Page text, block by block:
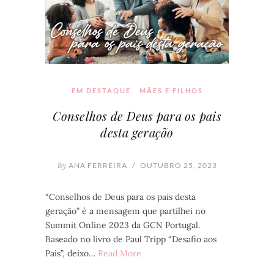
EM DESTAQUE MÃES E FILHOS
Conselhos de Deus para os pais
desta geração
By ANA FERREIRA / OUTUBRO 25, 2023
“Conselhos de Deus para os pais desta
geração” é a mensagem que partilhei no
Summit Online 2023 da GCN Portugal.
Baseado no livro de Paul Tripp “Desafio aos
Pais”, deixo… Read More